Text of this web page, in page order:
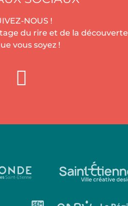
NOUS !
du rire et de la découverte
vous soyez !